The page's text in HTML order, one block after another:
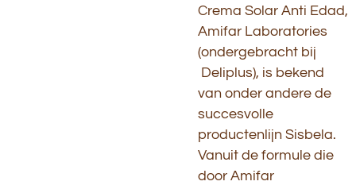
Crema Solar Anti Edad,
Amifar Laboratories
(ondergebracht bij
Deliplus), is bekend
van onder andere de
succesvolle
productenlijn Sisbela.
Vanuit de formule die
door Amifar